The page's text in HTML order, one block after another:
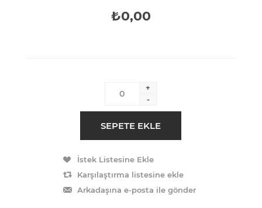
₺0,00
+
-